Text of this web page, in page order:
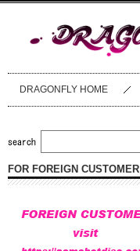
DRAGONFLY HOME
FOR FOREIGN CUSTOMER